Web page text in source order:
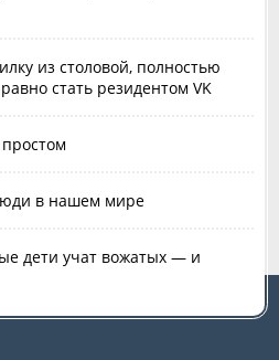
из столовой, полностью
стать резидентом VK
в нашем мире
дети учат вожатых — и